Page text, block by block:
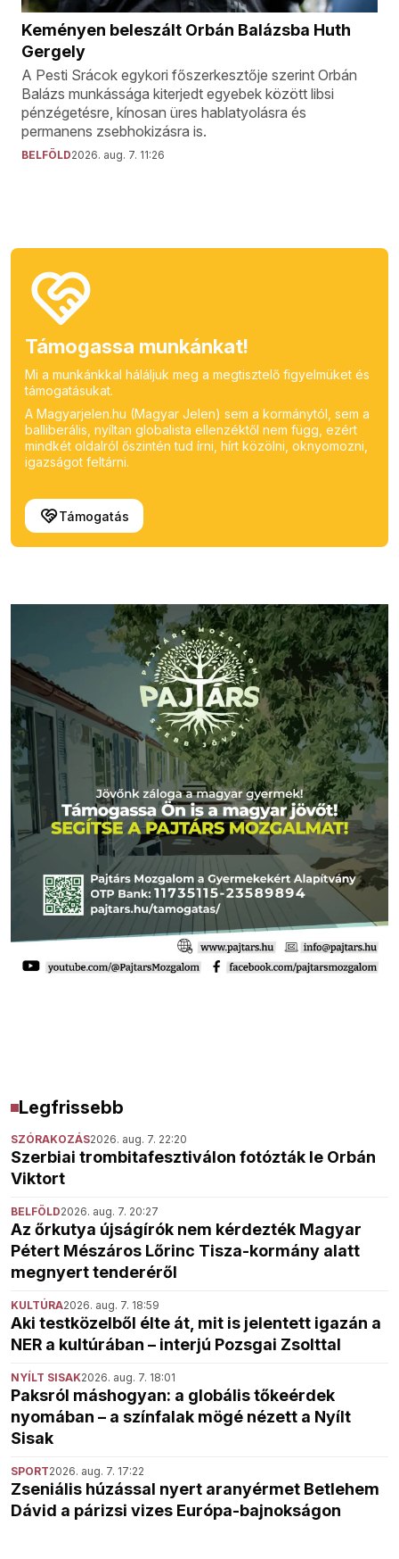
Keményen beleszált Orbán Balázsba Huth
Gergely
A Pesti Srácok egykori főszerkesztője szerint Orbán
Balázs munkássága kiterjedt egyebek között libsi
pénzégetésre, kínosan üres hablatyolásra és
permanens zsebhokizásra is.
BELFÖLD2026. aug. 7. 11:26
Támogassa munkánkat!
Mi a munkánkkal háláljuk meg a megtisztelő figyelmüket és
támogatásukat.
A Magyarjelen.hu (Magyar Jelen) sem a kormánytól, sem a
balliberális, nyíltan globalista ellenzéktől nem függ, ezért
mindkét oldalról őszintén tud írni, hírt közölni, oknyomozni,
igazságot feltárni.
Támogatás
Legfrissebb
SZÓRAKOZÁS2026. aug. 7. 22:20
Szerbiai trombitafesztiválon fotózták le Orbán
Viktort
BELFÖLD2026. aug. 7. 20:27
Az őrkutya újságírók nem kérdezték Magyar
Pétert Mészáros Lőrinc Tisza-kormány alatt
megnyert tenderéről
KULTÚRA2026. aug. 7. 18:59
Aki testközelből élte át, mit is jelentett igazán a
NER a kultúrában – interjú Pozsgai Zsolttal
NYÍLT SISAK2026. aug. 7. 18:01
Paksról máshogyan: a globális tőkeérdek
nyomában – a színfalak mögé nézett a Nyílt
Sisak
SPORT2026. aug. 7. 17:22
Zseniális húzással nyert aranyérmet Betlehem
Dávid a párizsi vizes Európa-bajnokságon